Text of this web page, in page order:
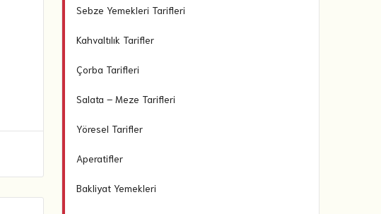
Sebze Yemekleri Tarifleri
Kahvaltılık Tarifler
Çorba Tarifleri
Salata – Meze Tarifleri
Yöresel Tarifler
Aperatifler
Bakliyat Yemekleri